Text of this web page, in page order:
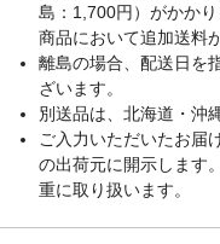
島：1,700円）がかか
商品において追加送料
離島の場合、配送日を
ざいます。
別送品は、北海道・沖
ご入力いただいたお届
の出荷元に開示します
重に取り扱います。